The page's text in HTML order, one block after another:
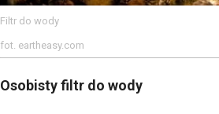
Filtr do wody
fot. eartheasy.com
Osobisty filtr do wody